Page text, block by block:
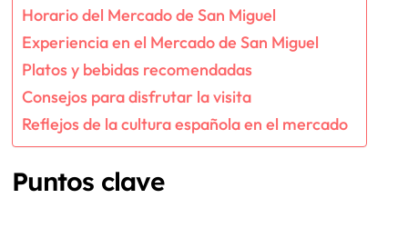
Horario del Mercado de San Miguel
Experiencia en el Mercado de San Miguel
Platos y bebidas recomendadas
Consejos para disfrutar la visita
Reflejos de la cultura española en el mercado
Puntos clave